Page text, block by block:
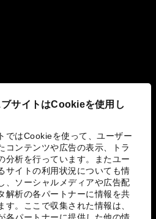
ブサイトはCookieを使用し
ではCookieを使って、ユーザー
コンテンツや広告の表示、トラ
分析を行っています。またユー
サイトの利用状況についても情
、ソーシャルメディアや広告配
解析の各パートナーに情報を共
す。ここで収集された情報は、
組み